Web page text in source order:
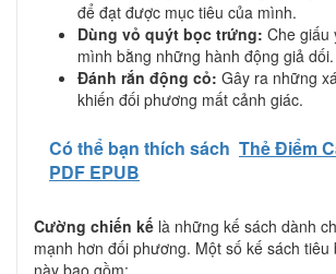
để đạt được mục tiêu của mình.
Dùng vỏ quýt bọc trứng: Che giấu
mình bằng những hành động giả dối.
Đánh rắn động cỏ: Gây ra những
khiến đối phương mất cảnh giác.
Có thể bạn thích sách Thẻ Điểm
PDF EPUB
Cường chiến kế là những kế sách dành
mạnh hơn đối phương. Một số kế sách tiêu